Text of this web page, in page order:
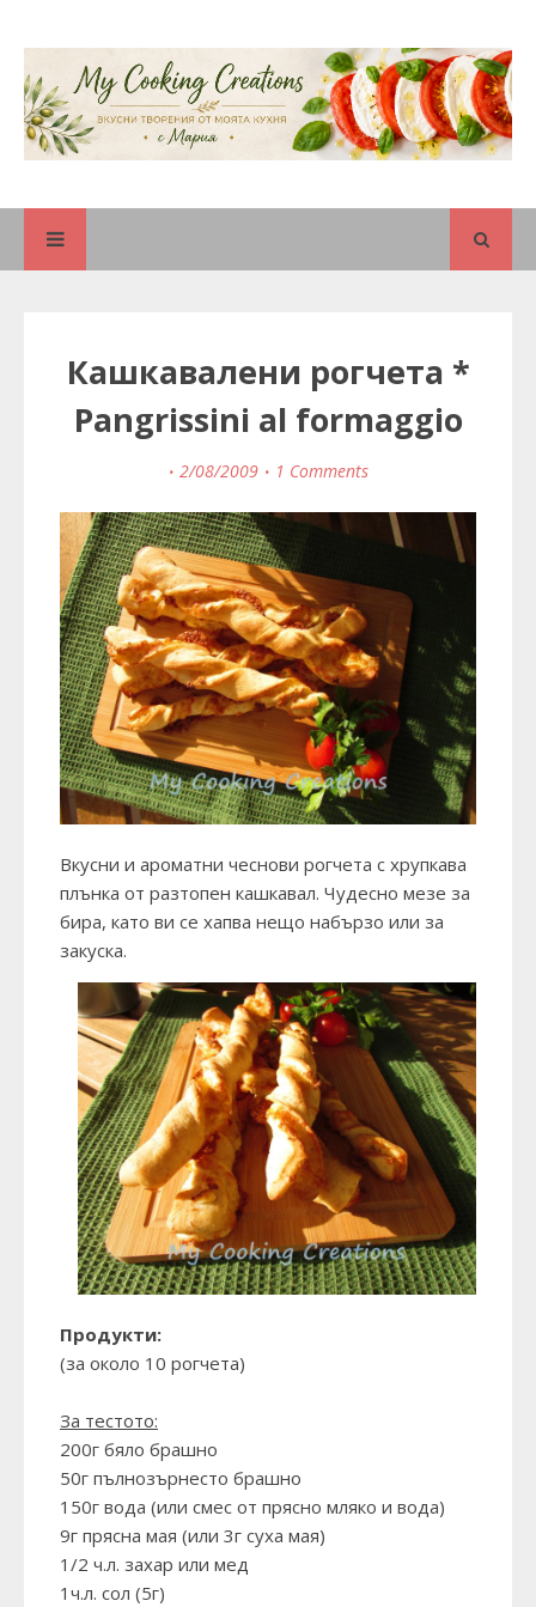
Кашкавалени рогчета *
Pangrissini al formaggio
2/08/2009 1 Comments
Вкусни и ароматни чеснови рогчета с хрупкава
плънка от разтопен кашкавал. Чудесно мезе за
бира, като ви се хапва нещо набързо или за
закуска.
Продукти:
(за около 10 рогчета)
За тестото:
200г бяло брашно
50г пълнозърнесто брашно
150г вода (или смес от прясно мляко и вода)
9г прясна мая (или 3г суха мая)
1/2 ч.л. захар или мед
1ч.л. сол (5г)